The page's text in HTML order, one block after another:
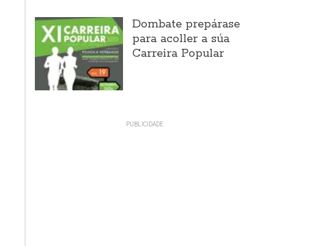
Dombate prepárase
para acoller a súa
Carreira Popular